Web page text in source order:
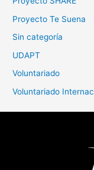
Proyecto Te Suena
Sin categoría
UDAPT
Voluntariado
Voluntariado